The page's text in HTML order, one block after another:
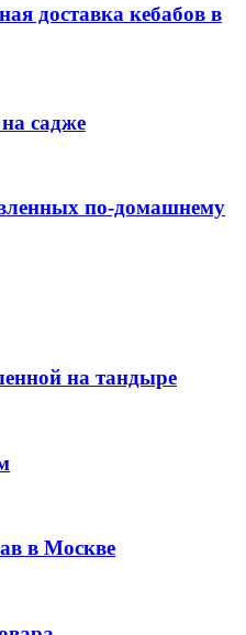
доставка кебабов в
садже
по-домашнему
на тандыре
в Москве